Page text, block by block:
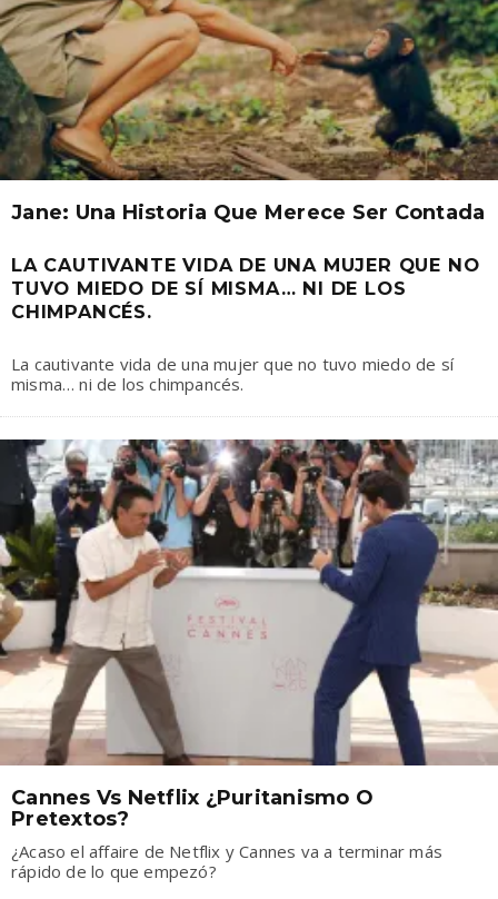
Jane: Una Historia Que Merece Ser Contada
LA CAUTIVANTE VIDA DE UNA MUJER QUE NO
TUVO MIEDO DE SÍ MISMA… NI DE LOS
CHIMPANCÉS.
La cautivante vida de una mujer que no tuvo miedo de sí
misma… ni de los chimpancés.
Cannes Vs Netflix ¿Puritanismo O
Pretextos?
¿Acaso el affaire de Netflix y Cannes va a terminar más
rápido de lo que empezó?